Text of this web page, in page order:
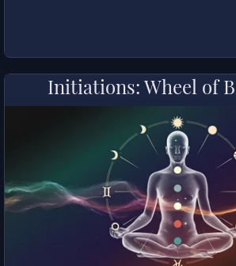
Initiations: Wheel of